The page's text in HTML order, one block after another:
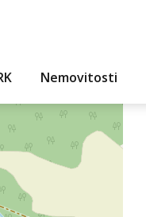
Nemovitosti